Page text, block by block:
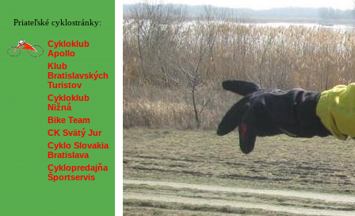
Priateľské cyklostránky:
Cykloklub
Apollo
Klub
Bratislavských
Turistov
Cykloklub
Nižná
Bike Team
CK Svätý Jur
Cyklo Slovakia
Bratislava
Cyklopredajňa
Športservis